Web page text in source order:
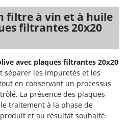
filtre à vin et à huile
filtrantes 20x20
avec plaques filtrantes 20x20
séparer les impuretés et les
en conservant un processus
La présence des plaques
traitement à la phase de
et au résultat souhaité.